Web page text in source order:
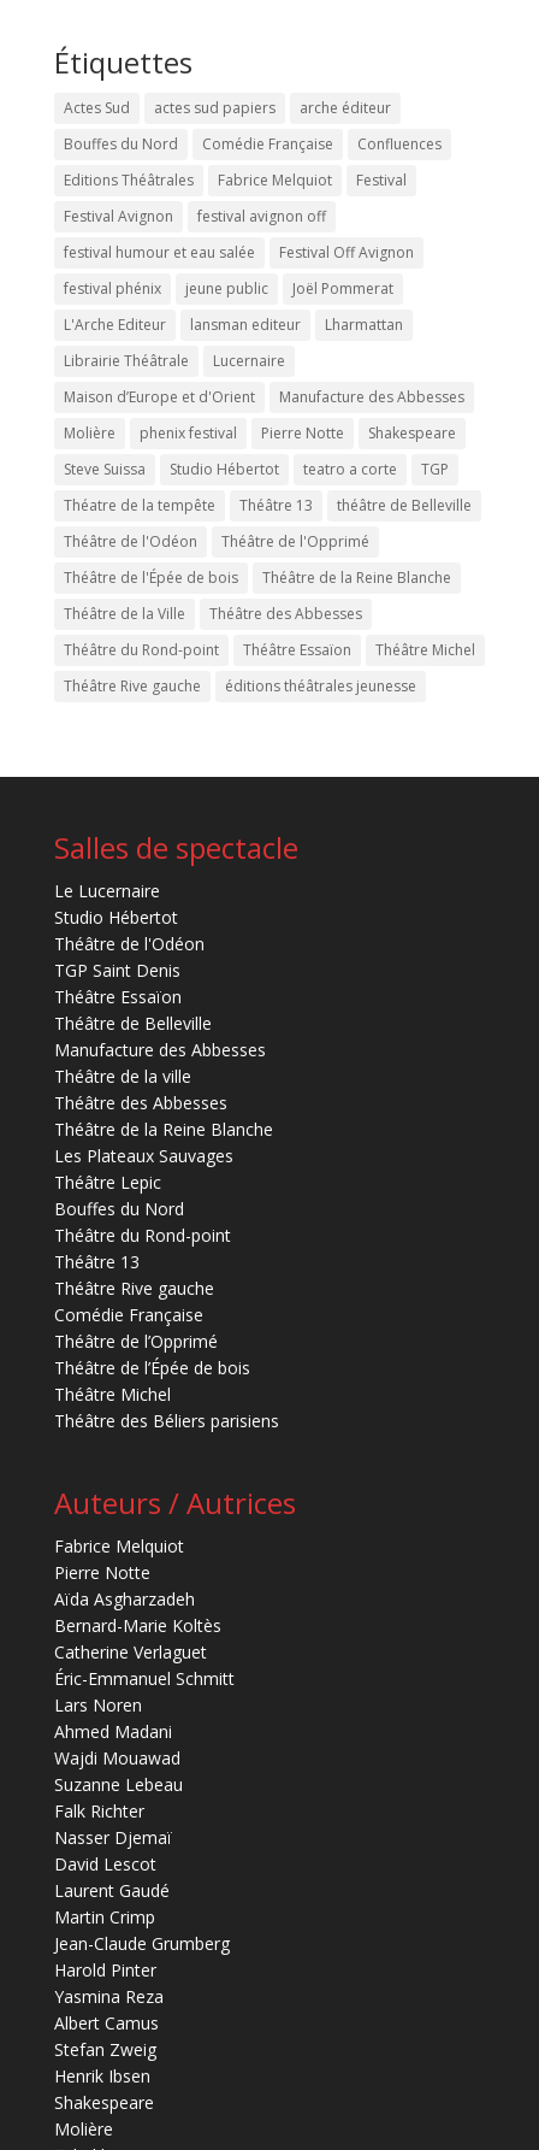
Étiquettes
Actes Sud actes sud papiers
arche éditeur
Bouffes du Nord
Comédie Française
Confluences
Editions Théâtrales
Fabrice Melquiot
Festival
Festival Avignon
festival avignon off
festival humour et eau salée
Festival Off Avignon
festival phénix
jeune public
Joël Pommerat
L'Arche Editeur
lansman editeur
Lharmattan
Librairie Théâtrale
Lucernaire
Maison d’Europe et d'Orient
Manufacture des Abbesses
Molière
phenix festival Pierre Notte
Shakespeare
Steve Suissa
Studio Hébertot teatro a corte
TGP
Théatre de la tempête
Théâtre 13
théâtre de Belleville
Théâtre de l'Odéon
Théâtre de l'Opprimé
Théâtre de l'Épée de bois
Théâtre de la Reine Blanche
Théâtre de la Ville
Théâtre des Abbesses
Théâtre du Rond-point
Théâtre Essaïon
Théâtre Michel
Théâtre Rive gauche
éditions théâtrales jeunesse
Salles de spectacle
Le Lucernaire
Studio Hébertot
Théâtre de l'Odéon
TGP Saint Denis
Théâtre Essaïon
Théâtre de Belleville
Manufacture des Abbesses
Théâtre de la ville
Théâtre des Abbesses
Théâtre de la Reine Blanche
Les Plateaux Sauvages
Théâtre Lepic
Bouffes du Nord
Théâtre du Rond-point
Théâtre 13
Théâtre Rive gauche
Comédie Française
Théâtre de l’Opprimé
Théâtre de l’Épée de bois
Théâtre Michel
Théâtre des Béliers parisiens
Auteurs / Autrices
Fabrice Melquiot
Pierre Notte
Aïda Asgharzadeh
Bernard-Marie Koltès
Catherine Verlaguet
Éric-Emmanuel Schmitt
Lars Noren
Ahmed Madani
Wajdi Mouawad
Suzanne Lebeau
Falk Richter
Nasser Djemaï
David Lescot
Laurent Gaudé
Martin Crimp
Jean-Claude Grumberg
Harold Pinter
Yasmina Reza
Albert Camus
Stefan Zweig
Henrik Ibsen
Shakespeare
Molière